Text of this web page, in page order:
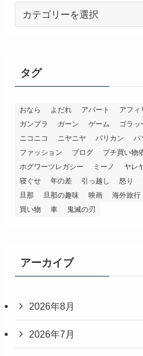
タグ
おなら よだれ アパート アフィ
ガンプラ
ガーン ゲーム ゴラッ
ニコニコ
ニヤニヤ バリカン パ
ファッション
ブログ プチ買い物
ホグワーツレガシー
ミーノ ヤレ
寝ぐせ
年の差 引っ越し 怒り
旦那
旦那の趣味 映画 海外旅行
買い物
車 鬼滅の刃
アーカイブ
2026年8月
2026年7月